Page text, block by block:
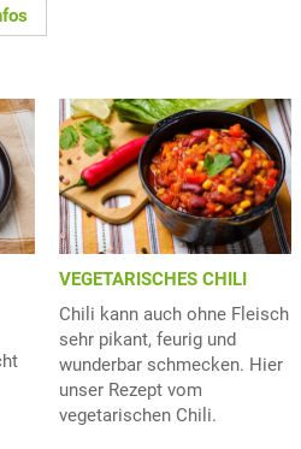
VEGETARISCHES CHILI
Chili kann auch ohne Fleisch
sehr pikant, feurig und
wunderbar schmecken. Hier
unser Rezept vom
vegetarischen Chili.